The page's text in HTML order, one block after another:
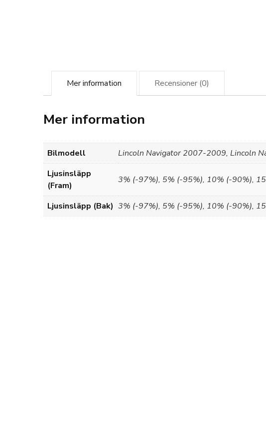
Mer information Recensioner (0)
Mer information
Bilmodell
Lincoln Navigator 2007-2009, Lincoln
Ljusinsläpp
(Fram)
3% (-97%), 5% (-95%), 10% (-90%),
Ljusinsläpp (Bak) 3% (-97%), 5% (-95%), 10% (-90%),